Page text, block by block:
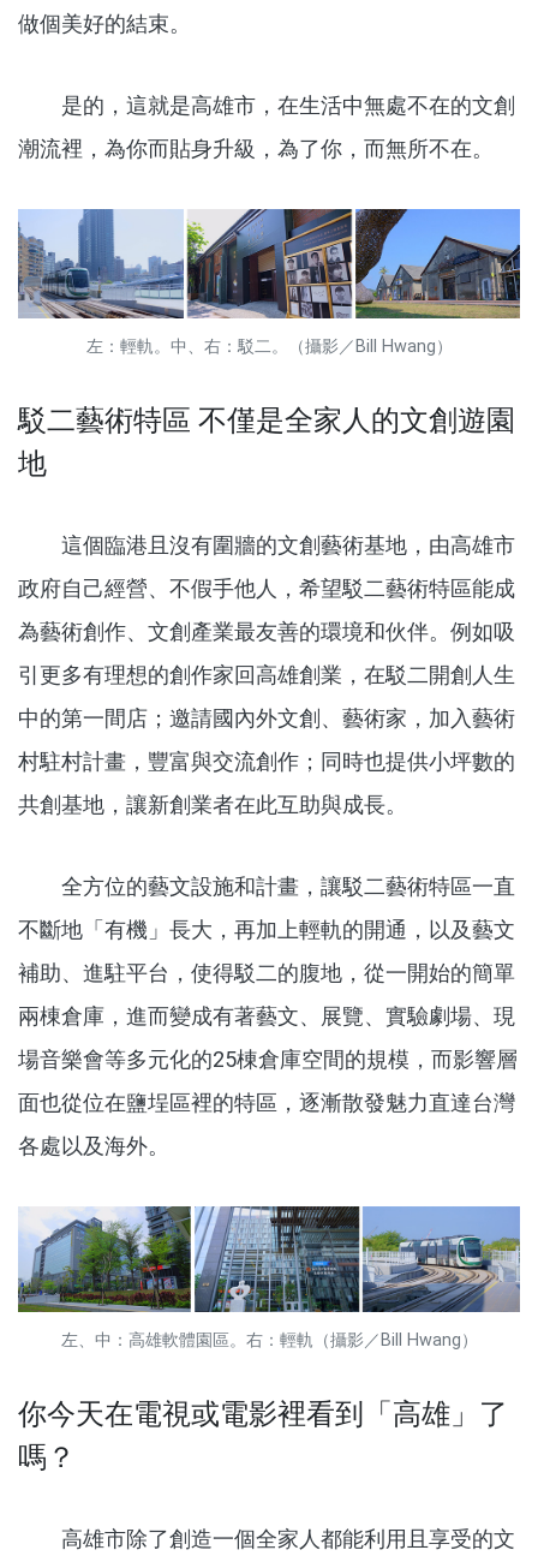
做個美好的結束。
是的，這就是高雄市，在生活中無處不在的文創
潮流裡，為你而貼身升級，為了你，而無所不在。
左：輕軌。中、右：駁二。（攝影／Bill Hwang）
駁二藝術特區 不僅是全家人的文創遊園
地
這個臨港且沒有圍牆的文創藝術基地，由高雄市
政府自己經營、不假手他人，希望駁二藝術特區能成
為藝術創作、文創產業最友善的環境和伙伴。例如吸
引更多有理想的創作家回高雄創業，在駁二開創人生
中的第一間店；邀請國內外文創、藝術家，加入藝術
村駐村計畫，豐富與交流創作；同時也提供小坪數的
共創基地，讓新創業者在此互助與成長。
全方位的藝文設施和計畫，讓駁二藝術特區一直
不斷地「有機」長大，再加上輕軌的開通，以及藝文
補助、進駐平台，使得駁二的腹地，從一開始的簡單
兩棟倉庫，進而變成有著藝文、展覽、實驗劇場、現
場音樂會等多元化的25棟倉庫空間的規模，而影響層
面也從位在鹽埕區裡的特區，逐漸散發魅力直達台灣
各處以及海外。
左、中：高雄軟體園區。右：輕軌（攝影／Bill Hwang）
你今天在電視或電影裡看到「高雄」了
嗎？
高雄市除了創造一個全家人都能利用且享受的文